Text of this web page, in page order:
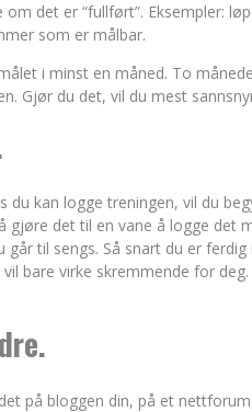
det er “fullført”. Eksempler:
som er målbar.
i minst en måned. To
Gjør du det, vil du mest
du kan logge treningen, vil du
gjøre det til en vane å logge det
til sengs. Så snart du er
bare virke skremmende for
på bloggen din, på et